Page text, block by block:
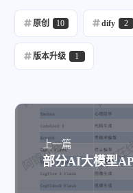
原创 10 dify 2
版本升级 1
上一篇
部分AI大模型